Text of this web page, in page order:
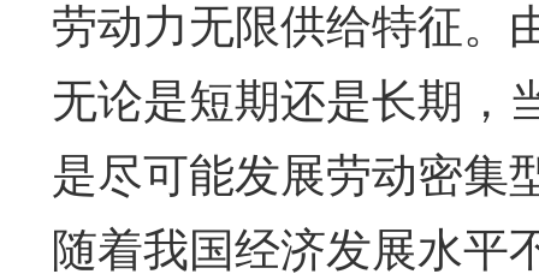
劳动力无限供给特征。
无论是短期还是长期，
是尽可能发展劳动密集
随着我国经济发展水平